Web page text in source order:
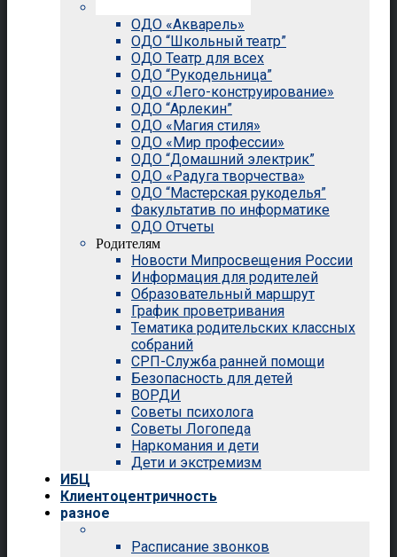
ОДО «Акварель»
ОДО “Школьный театр”
ОДО Театр для всех
ОДО “Рукодельница”
ОДО «Лего-конструирование»
ОДО “Арлекин”
ОДО «Магия стиля»
ОДО «Мир профессии»
ОДО “Домашний электрик”
ОДО «Радуга творчества»
ОДО “Мастерская рукоделья”
Факультатив по информатике
ОДО Отчеты
Родителям
Новости Мипросвещения России
Информация для родителей
Образовательный маршрут
График проветривания
Тематика родительских классных
собраний
СРП-Служба ранней помощи
Безопасность для детей
ВОРДИ
Советы психолога
Советы Логопеда
Наркомания и дети
Дети и экстремизм
ИБЦ
Клиентоцентричность
разное
Расписание звонков